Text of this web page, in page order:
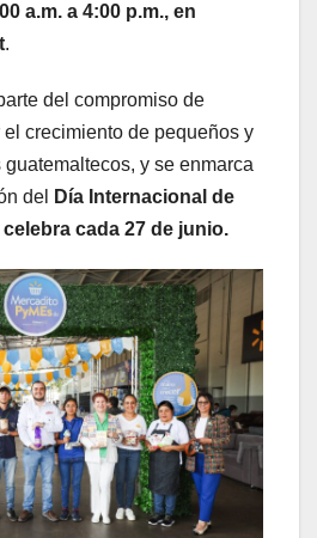
a.m. a 4:00 p.m., en
.
del compromiso de
crecimiento de pequeños y
y se enmarca
del
Día Internacional de
celebra cada 27 de junio.